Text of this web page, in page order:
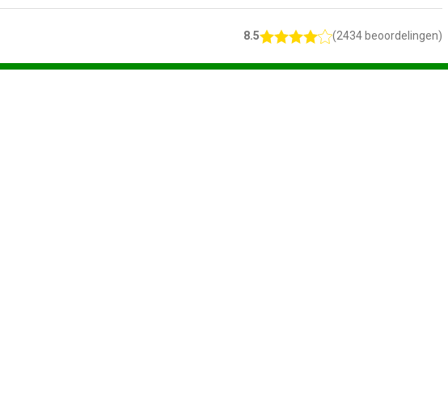
8.5 (2434 beoordelingen)